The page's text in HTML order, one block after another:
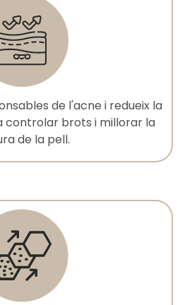
de l'acne i redueix la
controlar brots i millorar la
de la pell.